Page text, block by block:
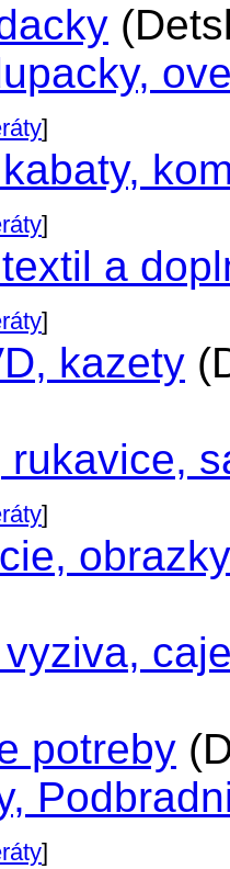
]
]
a
]
kazety
rukavice,
]
obrazky
potreby
]